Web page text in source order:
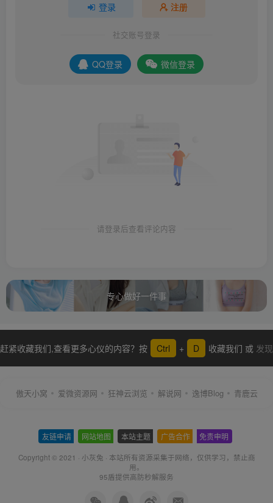
登录 注册
社交账号登录
QQ登录 微信登录
请登录后查看评论内容
专心做好一件事
赶紧收藏我们,查看更多心仪的内容？按 Ctrl + D 收藏我们 或 发现
傲天小窝 爱微资源网 狂神云浏览 解说网 逸博Blog 青鹿云
友链申请 网站地图 本站主题 广告合作 免责申明
Copyright © 2021 · 小灰兔 · 本站所有资源采集于网络，仅供学习，禁止商
用。
95盾提供高防秒解服务